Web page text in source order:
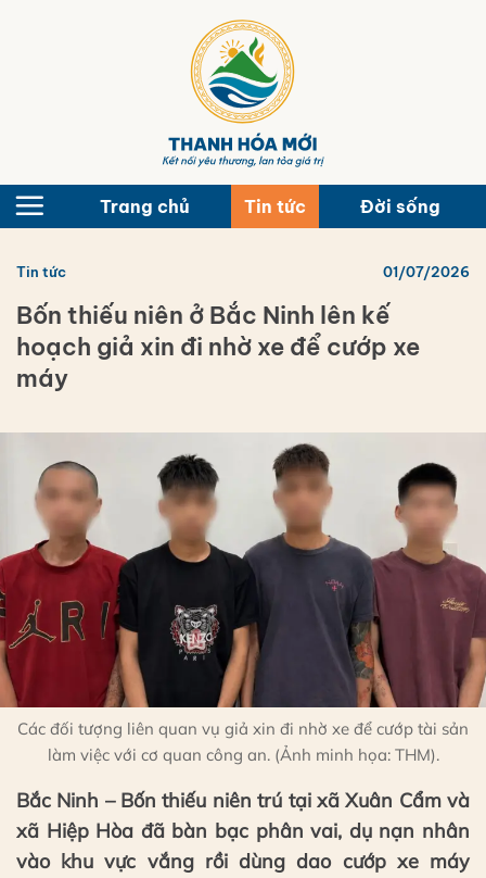
Trang chủ Tin tức Đời sống
Tin tức 01/07/2026
Bốn thiếu niên ở Bắc Ninh lên kế
hoạch giả xin đi nhờ xe để cướp xe
máy
Các đối tượng liên quan vụ giả xin đi nhờ xe để cướp tài sản
làm việc với cơ quan công an. (Ảnh minh họa: THM).
Bắc Ninh – Bốn thiếu niên trú tại xã Xuân Cẩm và
xã Hiệp Hòa đã bàn bạc phân vai, dụ nạn nhân
vào khu vực vắng rồi dùng dao cướp xe máy